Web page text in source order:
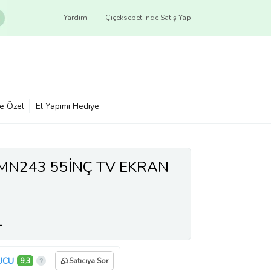
Çiçeksepeti'nde Satış Yap
Yardım
Özel El Yapımı Hediye
55İNÇ TV EKRAN
9,3 Satıcıya Sor